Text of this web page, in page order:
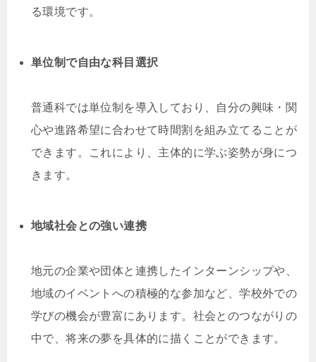
る環境です。
単位制で自由な科目選択
普通科では単位制を導入しており、自分の興味・関
心や進路希望に合わせて時間割を組み立てることが
できます。これにより、主体的に学ぶ姿勢が身につ
きます。
地域社会との強い連携
地元の企業や団体と連携したインターンシップや、
地域のイベントへの積極的な参加など、学校外での
学びの機会が豊富にあります。社会とのつながりの
中で、将来の夢を具体的に描くことができます。